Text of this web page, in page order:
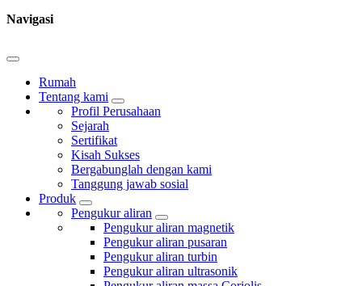
Navigasi
Rumah
Tentang kami
Profil Perusahaan
Sejarah
Sertifikat
Kisah Sukses
Bergabunglah dengan kami
Tanggung jawab sosial
Produk
Pengukur aliran
Pengukur aliran magnetik
Pengukur aliran pusaran
Pengukur aliran turbin
Pengukur aliran ultrasonik